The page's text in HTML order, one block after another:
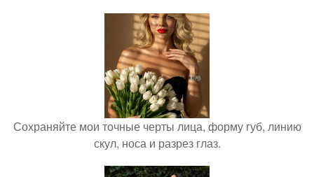
Сохраняйте мои точные черты лица, форму губ, линию
скул, носа и разрез глаз.